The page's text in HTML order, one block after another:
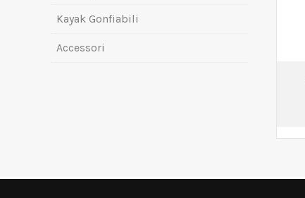
Kayak Gonfiabili
Accessori